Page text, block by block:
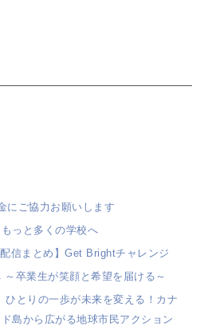
にご協力お願いします
っと多くの学校へ
信まとめ】Get Brightチャレンジ
卒業生が笑顔と希望を届ける～
ひとりの一歩が未来を変える！カナ
島から広がる地球市民アクション